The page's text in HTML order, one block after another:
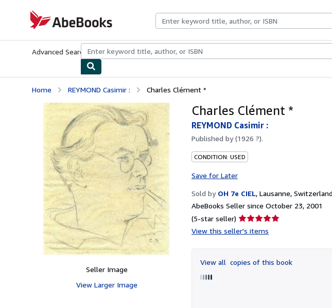
AbeBooks.com
Advanced Search Browse CollectionsRare BooksArt & Collectibles
Home REYMOND Casimir : Charles Clément *
Seller Image
View Larger Image
Charles Clément *
REYMOND Casimir :
Published by(1926 ?).
CONDITION: USED
Save for Later
Sold by OH 7e CIEL, Lausanne,
AbeBooks Seller since October 23, 2001
(5-star seller) Seller
rating
of
5
View this seller's items
View all copies of this book